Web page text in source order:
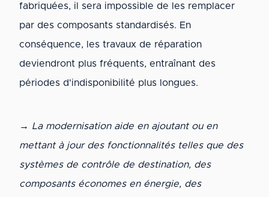
fabriquées, il sera impossible de les remplacer
par des composants standardisés. En
conséquence, les travaux de réparation
deviendront plus fréquents, entraînant des
périodes d'indisponibilité plus longues.
→ La modernisation aide en ajoutant ou en
mettant à jour des fonctionnalités telles que des
systèmes de contrôle de destination, des
composants économes en énergie, des